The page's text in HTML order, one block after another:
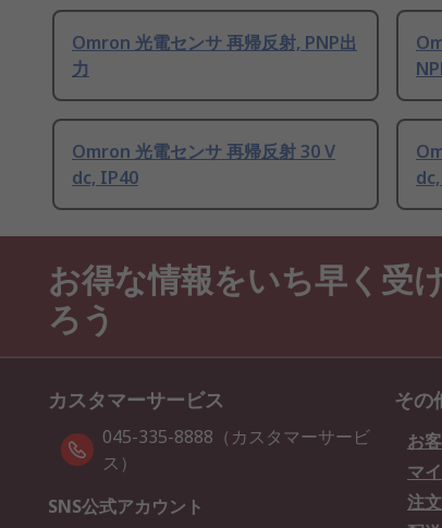
Omron 光電センサ 再帰反射, PNP出
力
Omron 光電センサ 再帰反射 30 V
dc, IP40
お得な情報をいち早く受
ろう
カスタマーサービス
045-335-8888（カスタマーサービ
ス）
SNS公式アカウント
その
お
マ
注